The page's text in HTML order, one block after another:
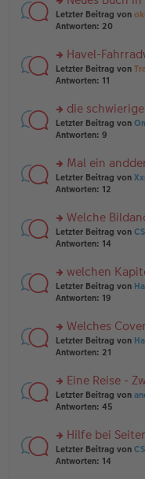
es
e
B
ei
tr
g
rs
te
n
g
el
e
n
er
tr
a
g
Letzter Beitrag von
Antworten: 20
rs
te
n
g
el
e
n
er
tr
a
g
Havel-
Letzter Beitrag von
Antworten: 11
rs
te
n
g
el
e
n
er
tr
a
g
die
Letzter Beitrag von
Antworten: 9
rs
te
n
g
el
e
n
er
tr
a
g
Mal ein
Letzter Beitrag von
Antworten: 12
rs
te
n
g
el
e
n
er
tr
a
g
Welche
Letzter Beitrag von
Antworten: 14
rs
te
n
g
el
e
n
er
tr
a
g
welchen
Letzter Beitrag von
Antworten: 19
rs
te
n
g
el
e
n
er
Welches
Letzter Beitrag von
Antworten: 21
rs
te
n
g
el
Eine Reise -
Letzter Beitrag von
Antworten: 45
rs
te
Hilfe bei
Letzter Beitrag von
Antworten: 14